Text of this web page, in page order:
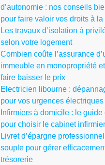
d’autonomie : nos conseils
pour faire valoir vos droits à la
Les travaux d’isolation à
selon votre logement
Combien coûte l’assurance
immeuble en monopropriété
faire baisser le prix
Electricien libourne :
pour vos urgences électriques
Infirmiers à domicile : le guide
pour choisir le cabinet
Livret d’épargne
souple pour gérer
trésorerie